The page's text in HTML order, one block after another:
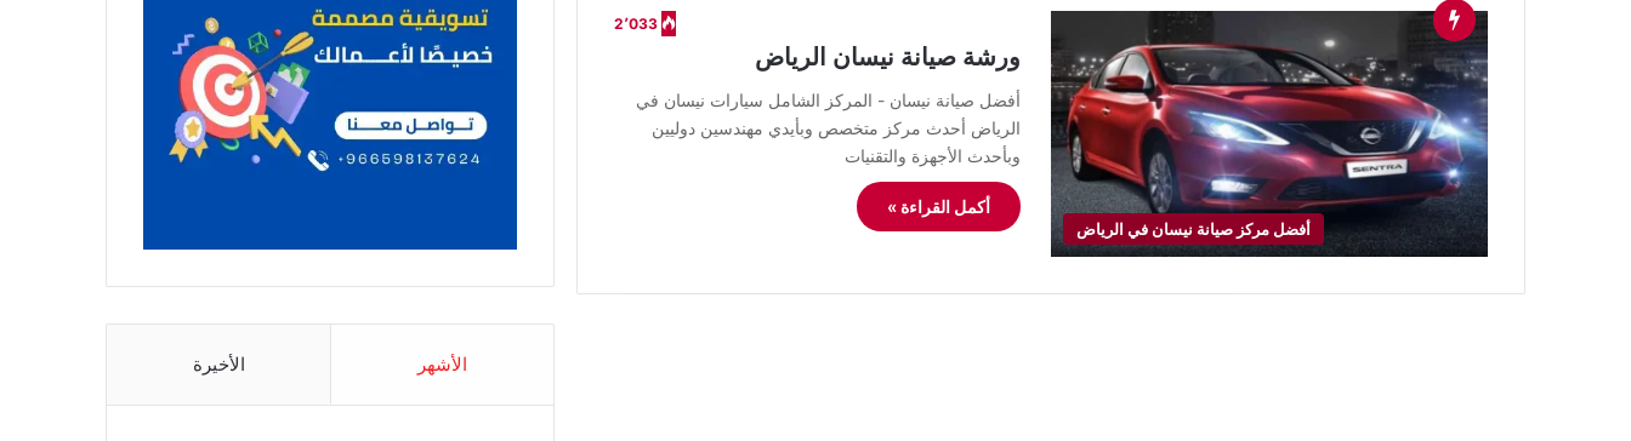
أفضل مركز صيانة نيسان في الرياض
2٬033
ورشة صيانة نيسان الرياض
أفضل صيانة نيسان - المركز الشامل سيارات نيسان في
الرياض أحدث مركز متخصص وبأيدي مهندسين دوليين
وبأحدث الأجهزة والتقنيات
أكمل القراءة »
الأشهر الأخيرة